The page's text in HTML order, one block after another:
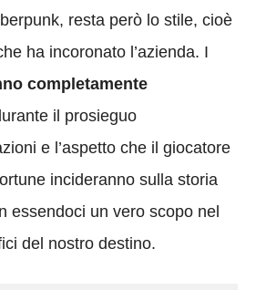
resta però lo stile, cioè
ha incoronato l’azienda. I
completamente
il prosieguo
e l’aspetto che il giocatore
incideranno sulla storia
essendoci un vero scopo nel
del nostro destino.